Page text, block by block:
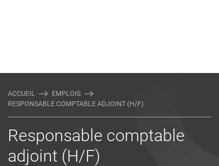
ACCUEIL
EMPLOIS
RESPONSABLE COMPTABLE ADJOINT (H/F)
Responsable comptable
adjoint (H/F)